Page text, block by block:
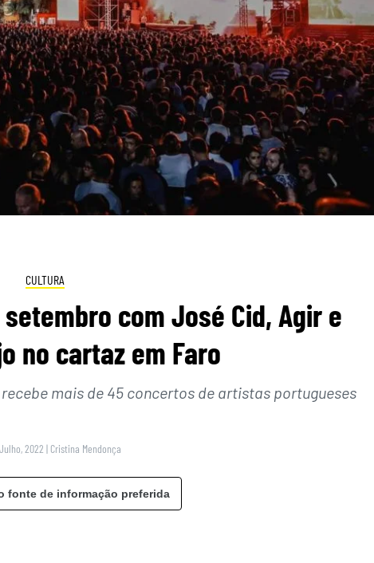
CULTURA
com José Cid, Agir e
no cartaz em Faro
mais de 45 concertos de artistas portugueses
2022 | Cristina Mendonça
fonte de informação preferida